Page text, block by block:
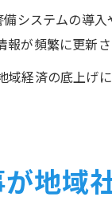
システムの導
報が頻繁に更新
域経済の底上げ
地域